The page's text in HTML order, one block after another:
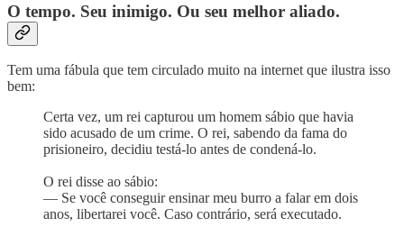
O tempo. Seu inimigo. Ou seu melhor aliado.
Tem uma fábula que tem circulado muito na internet que ilustra isso
bem:
Certa vez, um rei capturou um homem sábio que havia
sido acusado de um crime. O rei, sabendo da fama do
prisioneiro, decidiu testá-lo antes de condená-lo.
O rei disse ao sábio:
— Se você conseguir ensinar meu burro a falar em dois
anos, libertarei você. Caso contrário, será executado.